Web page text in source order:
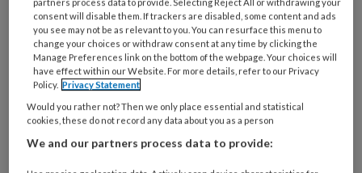
Kelly
REGISTREREN
Wil je dit artikel lezen?
partners process data to provide. Selecting Reject All or withdrawing your
consent will disable them. If trackers are disabled, some content and ads
you see may not be as relevant to you. You can resurface this menu to
change your choices or withdraw consent at any time by clicking the
Manage Preferences link on the bottom of the webpage. Your choices will
have effect within our Website. For more details, refer to our Privacy
Policy. Privacy Statement
Would you rather not? Then we only place essential and statistical
cookies, these do not record any data about you as a person
We and our partners process data to provide: